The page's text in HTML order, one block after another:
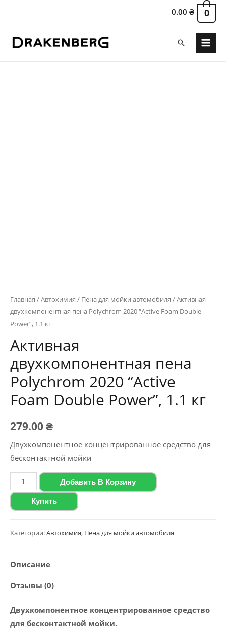
0.00₴ 0
Поиск
Main
Главная /Автохимия / Пена для мойки автомобиля / Активная
двухкомпонентная пена Polychrom 2020 “Active Foam Double
Power”, 1.1 кг
Активная
двухкомпонентная пена
Polychrom 2020 “Active
Foam Double Power”, 1.1 кг
279.00₴
Двухкомпонентное концентрированное средство для
бесконтактной мойки
Количество
товара
Активная
пена
2020
Foam
Power”,
1.1
Добавить В Корзину
Купить
Категории:Автохимия, Пена для мойки автомобиля
Описание
Отзывы (0)
Двухкомпонентное концентрированное средство
для бесконтактной мойки.